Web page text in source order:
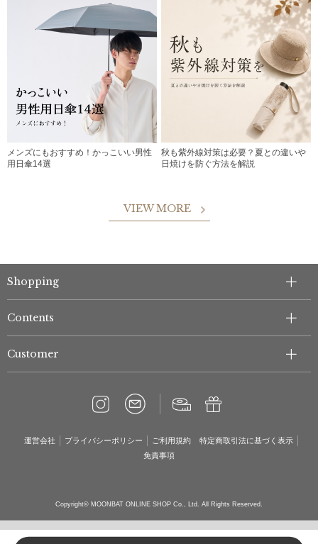
メンズにもおすすめ！かっこいい男性
用日傘14選
秋も紫外線対策は必要？夏との違いや
日焼けを防ぐ方法を解説
VIEW MORE
Shopping
Contents
Customer
運営会社 プライバシーポリシー ご利用規約
特定商取引法に基づく表示
免責事項
Copyright© MOONBAT ONLINE SHOP Co., Ltd. All Rights Reserved.